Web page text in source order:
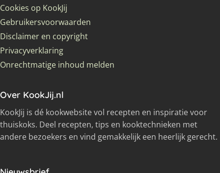
Cookies op KookJij
Gebruikersvoorwaarden
Disclaimer en copyright
Privacyverklaring
Onrechtmatige inhoud melden
Over KookJij.nl
KookJij is dé kookwebsite vol recepten en inspiratie voor
thuiskoks. Deel recepten, tips en kooktechnieken met
andere bezoekers en vind gemakkelijk een heerlijk gerecht.